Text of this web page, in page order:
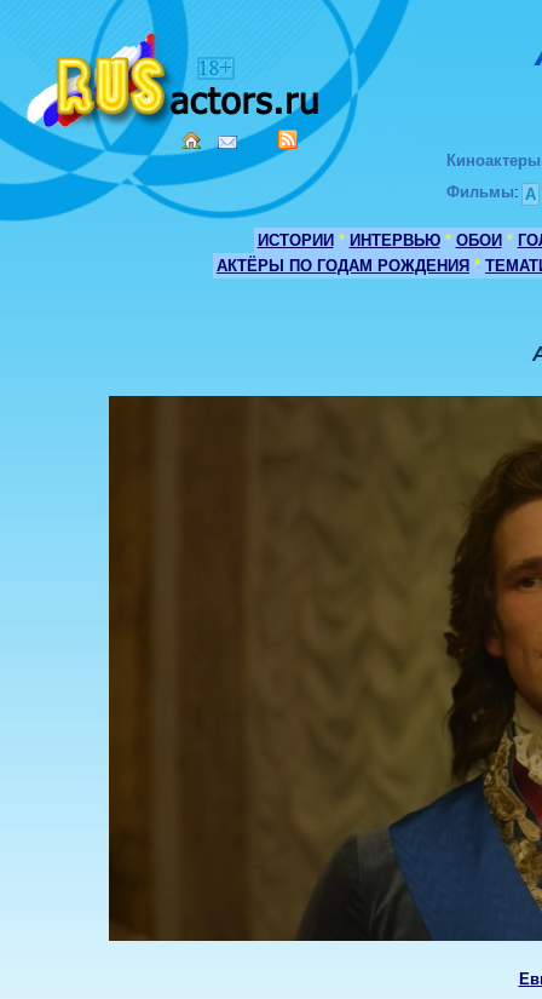
Киноактеры
Фильмы: А
ИСТОРИИ * ИНТЕРВЬЮ * ОБОИ *
АКТЁРЫ ПО ГОДАМ РОЖДЕНИЯ *